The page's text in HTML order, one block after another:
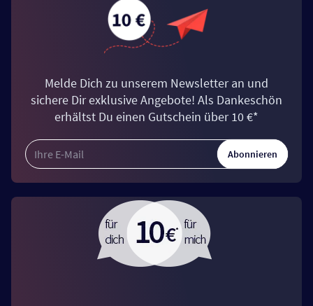
Melde Dich zu unserem Newsletter an und
sichere Dir exklusive Angebote! Als Dankeschön
erhältst Du einen Gutschein über 10 €*
Abonnieren